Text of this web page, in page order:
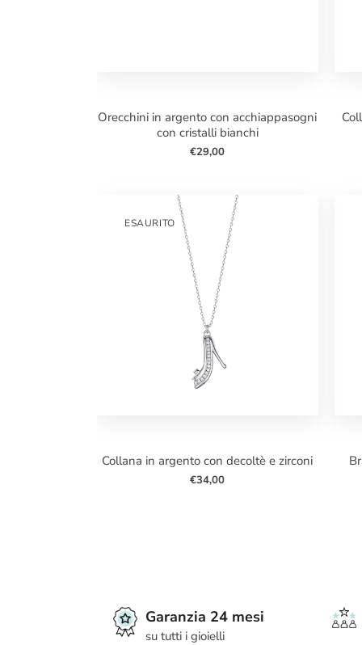
orecchini in argento con acchiappasogni
con cristalli bianchi
€29,00
collana in argento con mano di fatima
ESAURITO
collana in argento con decoltè e zirconi
€34,00
bracciale in argento con infinito con
Garanzia 24 mesi
su tutti i gioielli